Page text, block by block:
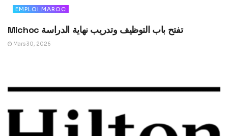
EMPLOI MAROC
Michoc تفتح باب التوظيف وتدريب نهاية الدراسة
Mars 30, 2026